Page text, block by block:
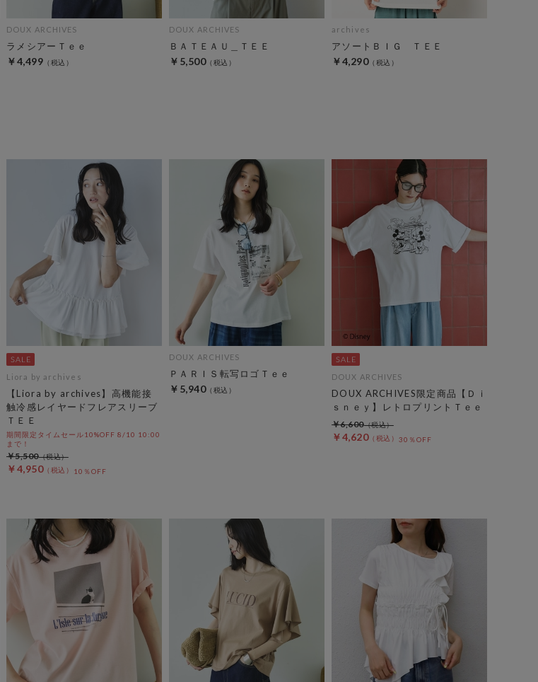
DOUX ARCHIVES
ラメシアーＴｅｅ
￥4,499
DOUX ARCHIVES
ＢＡＴＥＡＵ＿ＴＥＥ
￥5,500
archives
アソートＢＩＧ ＴＥＥ
￥4,290
Liora by archives
【Liora by archives】高機能接
触冷感レイヤードフレアスリーブ
ＴＥＥ
期間限定タイムセール10%OFF 8/10 10:00
まで！
￥4,950 10％OFF
￥5,500
DOUX ARCHIVES
ＰＡＲＩＳ転写ロゴＴｅｅ
￥5,940
DOUX ARCHIVES
DOUX ARCHIVES限定商品【Ｄｉ
ｓｎｅｙ】レトロプリントＴｅｅ
￥4,620 30％OFF
￥6,600